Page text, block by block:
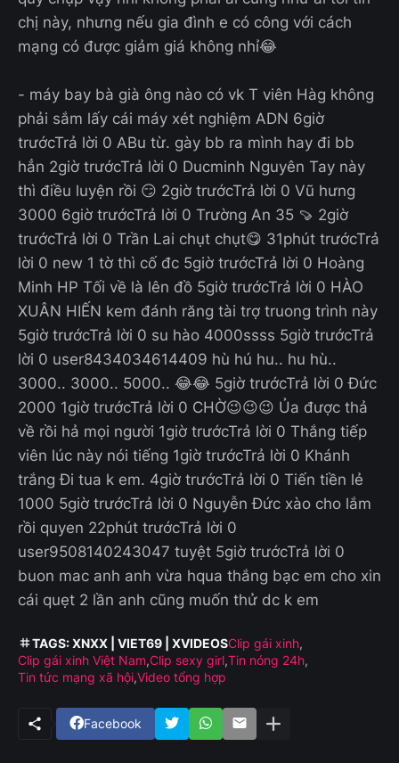
chị này, nhưng nếu gia đình e có công với cách
mạng có được giảm giá không nhỉ😂
- máy bay bà già ông nào có vk T viên Hàg không
phải sắm lấy cái máy xét nghiệm ADN 6giờ
trướcTrả lời 0 ABu từ. gày bb ra mình hay đi bb
hẳn 2giờ trướcTrả lời 0 Ducminh Nguyên Tay này
thì điều luyện rồi 😏 2giờ trướcTrả lời 0 Vũ hưng
3000 6giờ trướcTrả lời 0 Trường An 35 🍠 2giờ
trướcTrả lời 0 Trần Lai chụt chụt😋 31phút trướcTrả
lời 0 new 1 tờ thì cố đc 5giờ trướcTrả lời 0 Hoàng
Minh HP Tối về là lên đồ 5giờ trướcTrả lời 0 HÀO
XUÂN HIẾN kem đánh răng tài trợ truong trình này
5giờ trướcTrả lời 0 su hào 4000ssss 5giờ trướcTrả
lời 0 user8434034614409 hù hú hu.. hu hù..
3000.. 3000.. 5000.. 😂😂 5giờ trướcTrả lời 0 Đức
2000 1giờ trướcTrả lời 0 CHỜ😉😉😉 Ủa được thả
về rồi hả mọi người 1giờ trướcTrả lời 0 Thắng tiếp
viên lúc này nói tiếng 1giờ trướcTrả lời 0 Khánh
trắng Đi tua k em. 4giờ trướcTrả lời 0 Tiến tiền lẻ
1000 5giờ trướcTrả lời 0 Nguyễn Đức xào cho lắm
rồi quyen 22phút trướcTrả lời 0
user9508140243047 tuyệt 5giờ trướcTrả lời 0
buon mac anh anh vừa hqua thắng bạc em cho xin
cái quẹt 2 lần anh cũng muốn thử dc k em
TAGS: XNXX | VIET69 | XVIDEOSClip gái xinh
Clip gái xinh Việt Nam Clip sexy girl Tin nóng 24h
Tin tức mạng xã hội Video tổng hợp
Facebook